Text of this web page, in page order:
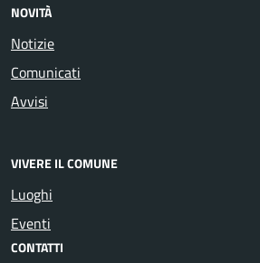
NOVITÀ
Notizie
Comunicati
Avvisi
VIVERE IL COMUNE
Luoghi
Eventi
CONTATTI